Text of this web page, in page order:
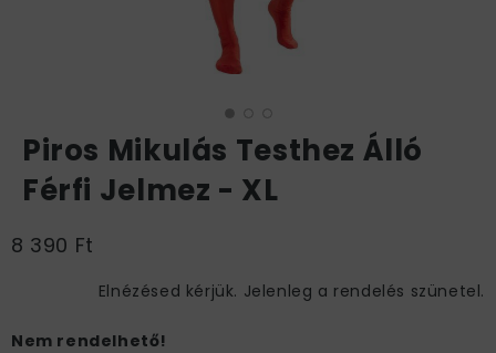
Piros Mikulás Testhez Álló
Férfi Jelmez - XL
8 390 Ft
Elnézésed kérjük. Jelenleg a rendelés szünetel.
Nem rendelhető!